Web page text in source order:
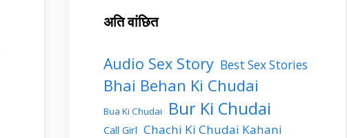
अति वांछित
Audio Sex Story Best Sex Stories
Bhai Behan Ki Chudai
Bua Ki Chudai Bur Ki Chudai
Call Girl Chachi Ki Chudai Kahani